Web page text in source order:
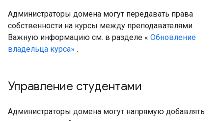
Администраторы домена могут передавать права
собственности на курсы между преподавателями.
Важную информацию см. в разделе « Обновление
владельца курса» .
Управление студентами
Администраторы домена могут напрямую добавлять